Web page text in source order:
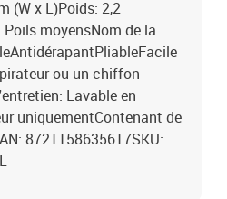
(W x L)Poids: 2,2
moyensNom de la
ou un chiffon
Lavable en
uniquementContenant de
8721158635617SKU: